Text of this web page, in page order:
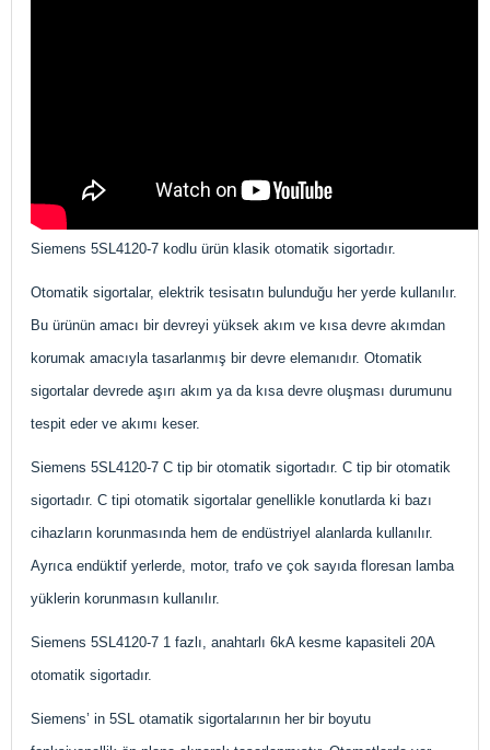
Siemens 5SL4120-7 kodlu ürün klasik otomatik sigortadır.
Otomatik sigortalar, elektrik tesisatın bulunduğu her yerde kullanılır.
Bu ürünün amacı bir devreyi yüksek akım ve kısa devre akımdan
korumak amacıyla tasarlanmış bir devre elemanıdır. Otomatik
sigortalar devrede aşırı akım ya da kısa devre oluşması durumunu
tespit eder ve akımı keser.
Siemens 5SL4120-7 C tip bir otomatik sigortadır. C tip bir otomatik
sigortadır. C tipi otomatik sigortalar genellikle konutlarda ki bazı
cihazların korunmasında hem de endüstriyel alanlarda kullanılır.
Ayrıca endüktif yerlerde, motor, trafo ve çok sayıda floresan lamba
yüklerin korunmasın kullanılır.
Siemens 5SL4120-7 1 fazlı, anahtarlı 6kA kesme kapasiteli 20A
otomatik sigortadır.
Siemens’ in 5SL otamatik sigortalarının her bir boyutu